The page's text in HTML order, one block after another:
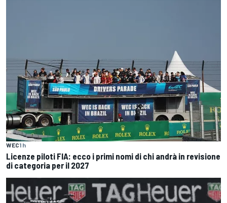
WEC1 h
Licenze piloti FIA: ecco i primi nomi di chi andrà in revisione
di categoria per il 2027